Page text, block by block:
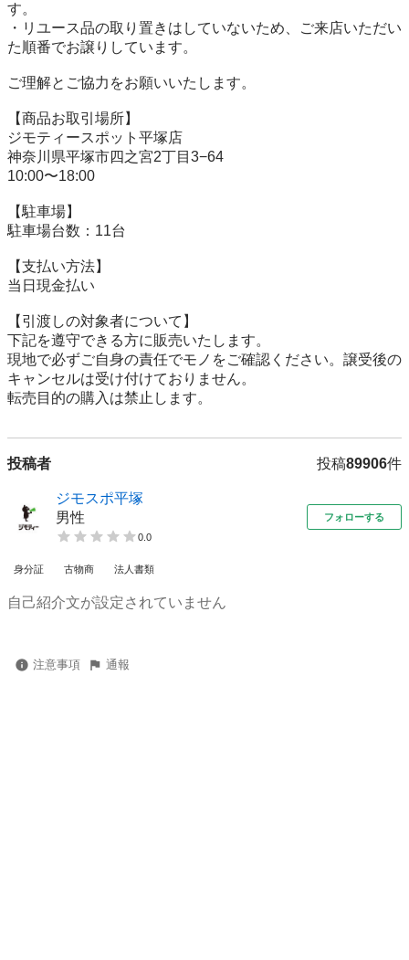
す。
・リユース品の取り置きはしていないため、ご来店いただい
た順番でお譲りしています。
ご理解とご協力をお願いいたします。
【商品お取引場所】
ジモティースポット平塚店
神奈川県平塚市四之宮2丁目3−64
10:00〜18:00
【駐⾞場】
駐車場台数：11台
【⽀払い⽅法】
当日現金払い
【引渡しの対象者について】
下記を遵守できる⽅に販売いたします。
現地で必ずご⾃⾝の責任でモノをご確認ください。譲受後の
キャンセルは受け付けておりません。
転売⽬的の購⼊は禁⽌します。
投稿者 投稿89906件
ジモスポ平塚
男性
0.0
フォローする
身分証 古物商 法人書類
自己紹介文が設定されていません
注意事項 通報